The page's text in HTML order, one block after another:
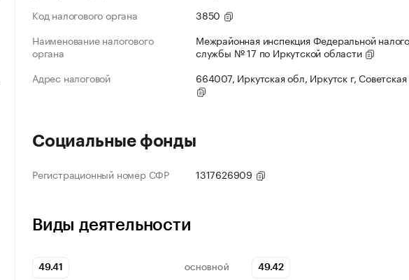
Код налогового органа
3850
Наименование налогового
органа
Межрайонная инспекция Федеральной
службы № 17 по Иркутской области
Адрес налоговой
664007, Иркутская обл, Иркутск г,
Социальные фонды
Регистрационный номер СФР 1317626909
Виды деятельности
49.41 ОСНОВНОЙ 49.42